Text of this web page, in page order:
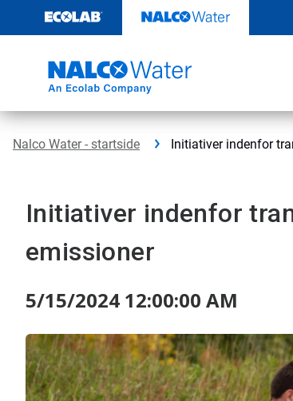
indhold
Nalco Water - startside Initiativer indenfor
Initiativer indenfor
emissioner
5/15/2024 12:00:00 AM